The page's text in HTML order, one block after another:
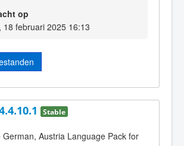
op
18 februari 2025 16:13
Stable
German, Austria Language Pack for